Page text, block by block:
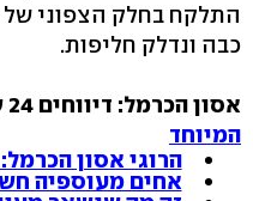
התלקח בחלק הצפוני
כבה ונדלק חליפות.
אסון הכרמל: דיווחים 24 שעות ב-ynet - צפו
המיוחד
הרוגי אסון
אחים מעוספיה